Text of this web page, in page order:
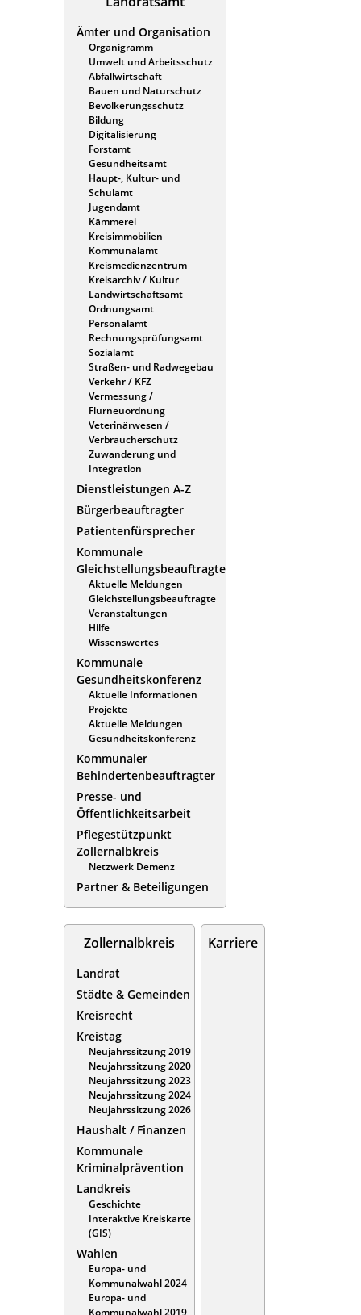
Ämter und Organisation
Organigramm
Umwelt und Arbeitsschutz
Abfallwirtschaft
Bauen und Naturschutz
Bevölkerungsschutz
Bildung
Digitalisierung
Forstamt
Gesundheitsamt
Haupt-, Kultur- und
Schulamt
Jugendamt
Kämmerei
Kreisimmobilien
Kommunalamt
Kreismedienzentrum
Kreisarchiv / Kultur
Landwirtschaftsamt
Ordnungsamt
Personalamt
Rechnungsprüfungsamt
Sozialamt
Straßen- und Radwegebau
Verkehr / KFZ
Vermessung /
Flurneuordnung
Veterinärwesen /
Verbraucherschutz
Zuwanderung und
Integration
Dienstleistungen A-Z
Bürgerbeauftragter
Patientenfürsprecher
Kommunale
Gleichstellungsbeauftragte
Aktuelle Meldungen
Gleichstellungsbeauftragte
Veranstaltungen
Hilfe
Wissenswertes
Kommunale
Gesundheitskonferenz
Aktuelle Informationen
Projekte
Aktuelle Meldungen
Gesundheitskonferenz
Kommunaler
Behindertenbeauftragter
Presse- und
Öffentlichkeitsarbeit
Pflegestützpunkt
Zollernalbkreis
Netzwerk Demenz
Partner & Beteiligungen
Zollernalbkreis
Landrat
Städte & Gemeinden
Kreisrecht
Kreistag
Neujahrssitzung 2019
Neujahrssitzung 2020
Neujahrssitzung 2023
Neujahrssitzung 2024
Neujahrssitzung 2026
Haushalt / Finanzen
Kommunale
Kriminalprävention
Landkreis
Geschichte
Interaktive Kreiskarte
(GIS)
Wahlen
Europa- und
Kommunalwahl 2024
Europa- und
Kommunalwahl 2019
Karriere